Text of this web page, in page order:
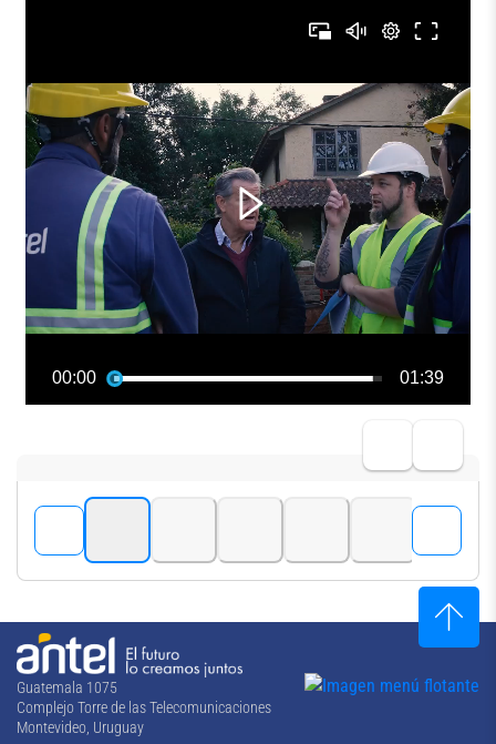
Guatemala 1075
Complejo Torre de las Telecomunicaciones
Montevideo, Uruguay